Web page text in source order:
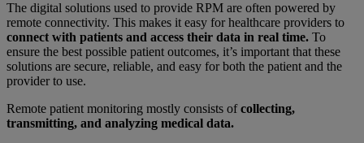
The digital solutions used to provide RPM are often powered by
remote connectivity. This makes it easy for healthcare providers to
connect with patients and access their data in real time. To
ensure the best possible patient outcomes, it’s important that these
solutions are secure, reliable, and easy for both the patient and the
provider to use.
Remote patient monitoring mostly consists ofcollecting,
transmitting, and analyzing medical data.